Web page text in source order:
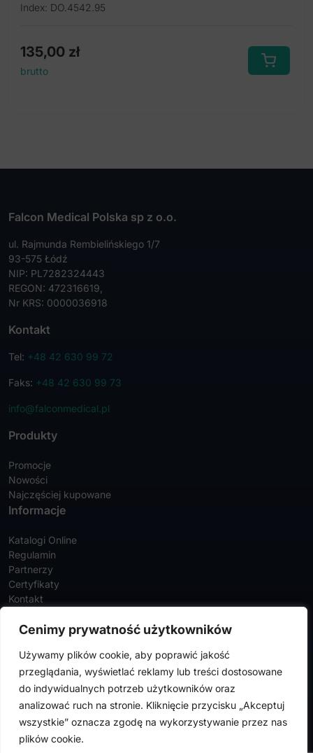
Cenimy prywatność użytkowników
Używamy plików cookie, aby poprawić jakość
przeglądania, wyświetlać reklamy lub treści dostosowane
do indywidualnych potrzeb użytkowników oraz
analizować ruch na stronie. Kliknięcie przycisku „Akceptuj
wszystkie” oznacza zgodę na wykorzystywanie przez nas
plików cookie.
Index: DO.4542.95
135,00 zł
brutto
Falcon Medical Polska sp z o.o.
ul. Rajmunda Rembielińskiego 1/7
93-575 Łódź
NIP: PL7282324443
REGON: 472316619,
Nr KRS: 0000036918
Kontakt
Tel: +48 42 630 99 72
Faks: +48 42 630 99 73
info@falconmedical.pl
Produkty
Promocje
Nowości
Najczęściej kupowane
Informacje
Katalogi Online
Regulamin
Partnerzy
Certyfikaty
Kontakt
Zamówienia
Adresy
FalconMedical © 2024. Wszystkie prawa zastrzeżone |
prywatności|Polityka cookies